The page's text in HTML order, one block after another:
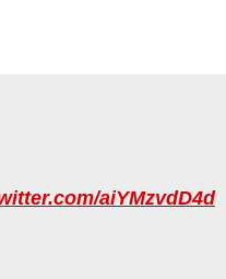
aiYMzvdD4d